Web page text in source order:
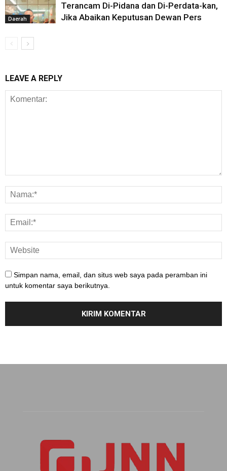
Daerah
Terancam Di-Pidana dan Di-Perdata-kan,
Jika Abaikan Keputusan Dewan Pers
LEAVE A REPLY
Simpan nama, email, dan situs web saya pada peramban ini
untuk komentar saya berikutnya.